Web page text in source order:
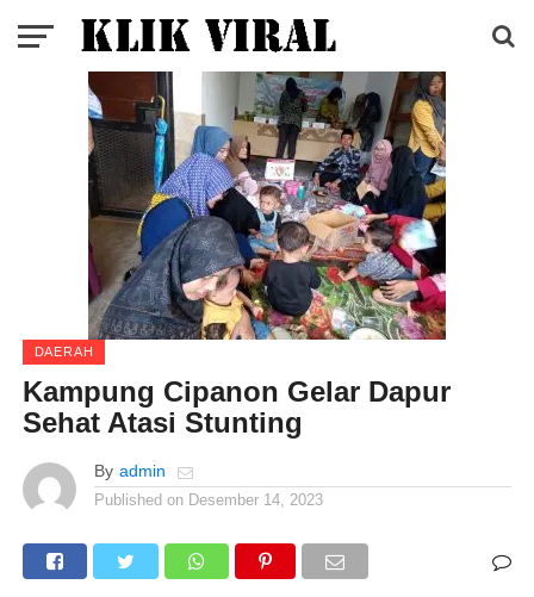
DAERAH
Kampung Cipanon Gelar Dapur
Sehat Atasi Stunting
By admin
Published on Desember 14, 2023